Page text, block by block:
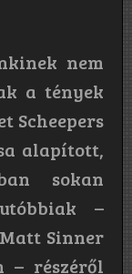
nem
a tények
Scheepers
alapított,
sokan
–
Sinner
– részéről